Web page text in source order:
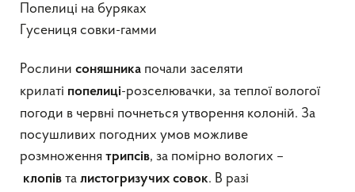
Попелиці на буряках
Гусениця совки-гамми
Рослини соняшника почали заселяти
крилаті попелиці-розселювачки, за теплої вологої
погоди в червні почнеться утворення колоній. За
посушливих погодних умов можливе
розмноження трипсів, за помірно вологих –
клопів та листогризучих совок. В разі